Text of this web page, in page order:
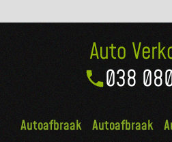
Auto
038
Autoafbraak Autoafbraak